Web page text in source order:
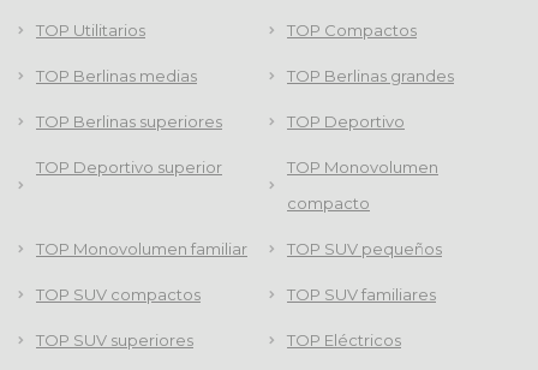
TOP Utilitarios TOP Compactos
TOP Berlinas medias TOP Berlinas grandes
TOP Berlinas superiores TOP Deportivo
TOP Deportivo superior
TOP Monovolumen
compacto
TOP Monovolumen familiar TOP SUV pequeños
TOP SUV compactos TOP SUV familiares
TOP SUV superiores TOP Eléctricos